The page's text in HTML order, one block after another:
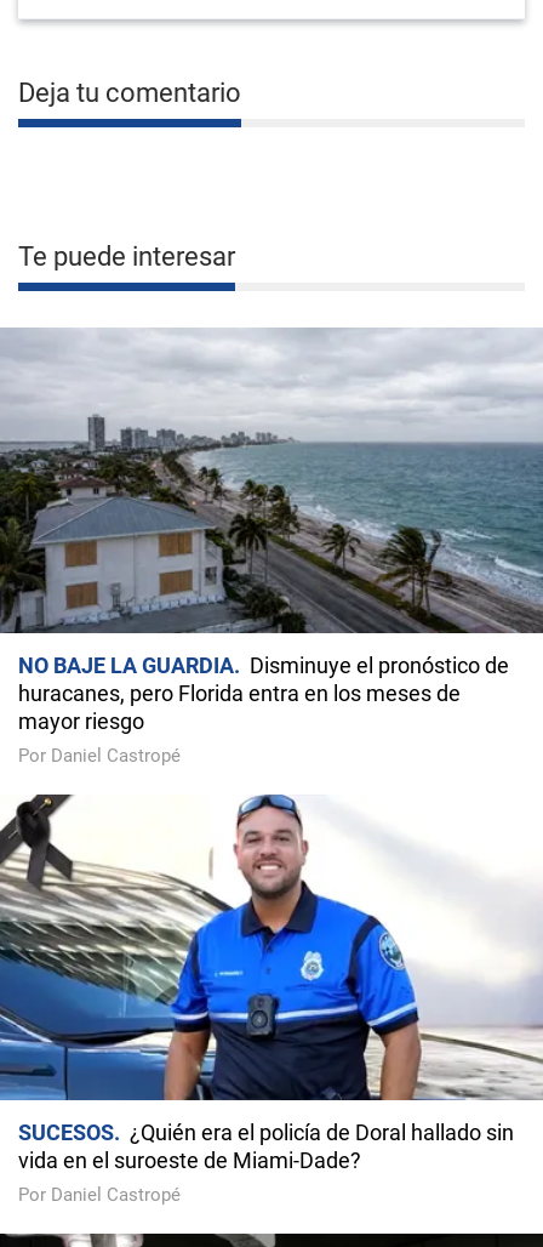
Deja tu comentario
Te puede interesar
NO BAJE LA GUARDIA
Disminuye el pronóstico de
huracanes, pero Florida entra en los meses de
mayor riesgo
Por Daniel Castropé
SUCESOS
¿Quién era el policía de Doral hallado sin
vida en el suroeste de Miami-Dade?
Por Daniel Castropé